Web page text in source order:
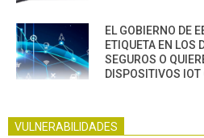
EL GOBIERNO DE
ETIQUETA EN LOS
SEGUROS O
DISPOSITIVOS IOT
VULNERABILIDADES